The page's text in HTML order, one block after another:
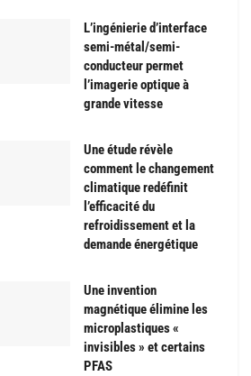
L’ingénierie d’interface
semi-métal/semi-
conducteur permet
l’imagerie optique à
grande vitesse
Une étude révèle
comment le changement
climatique redéfinit
l’efficacité du
refroidissement et la
demande énergétique
Une invention
magnétique élimine les
microplastiques «
invisibles » et certains
PFAS